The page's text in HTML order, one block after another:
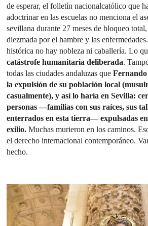
de esperar, el folletín nacionalcatólico que
adoctrinar en las escuelas no menciona el
sevillana durante 27 meses de bloqueo
diezmada por el hambre y las
histórica no hay nobleza ni caballería. Lo
catástrofe humanitaria deliberada.
todas las ciudades andaluzas que
la expulsión de su población local
casualmente), y así lo haría en Sevilla:
personas —familias con sus raíces, sus
enterrados en esta tierra— expulsadas
exilio. Muchas murieron en los caminos.
el derecho internacional contemporáneo.
hecho.